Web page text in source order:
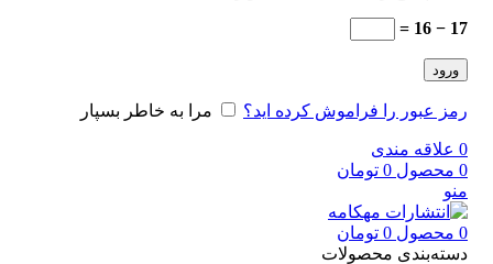
17 − 16 =
ورود
رمز عبور را فراموش کرده اید؟ مرا به خاطر بسپار
0 علاقه مندی
0 محصول 0 تومان
منو
0 محصول 0 تومان
دسته‌بندی محصولات